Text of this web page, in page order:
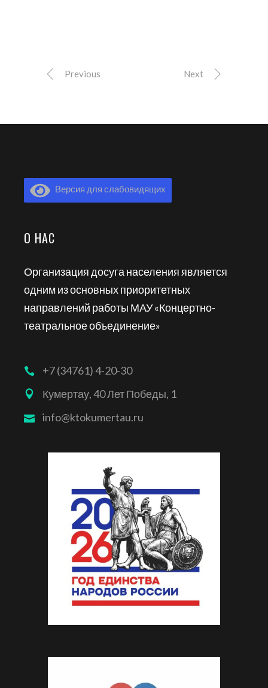
Previous Next
Версия для слабовидящих
О НАС
Организация досуга населения является
одним из основных приоритетных
направлений работы МАУ «Концертно-
театральное объединение»
+7 (34761) 4-20-30
Кумертау, 40 Лет Победы, 1
info@ktokumertau.ru